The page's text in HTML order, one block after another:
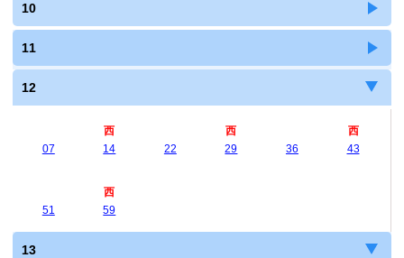
10
11
12
07
西
14
22
西
29
36
西
43
51
西
59
13